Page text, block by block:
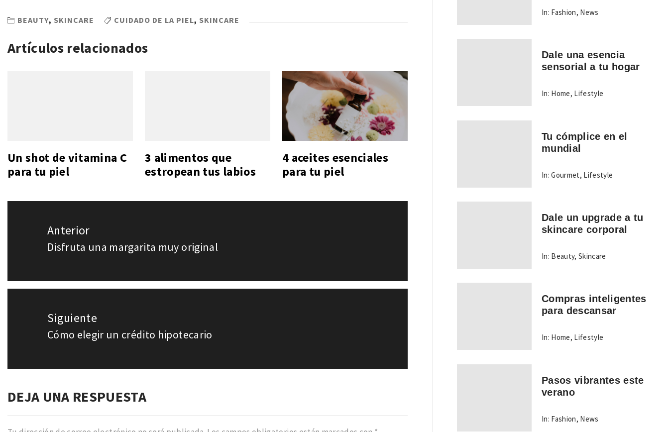
BEAUTY, SKINCARE CUIDADO DE LA PIEL, SKINCARE
Artículos relacionados
Un shot de vitamina C
para tu piel
3 alimentos que
estropean tus labios
4 aceites esenciales
para tu piel
entradas
Anterior
Entrada
Disfruta una margarita muy original
Siguiente
Entrada
Cómo elegir un crédito hipotecario
DEJA UNA RESPUESTA
In: Fashion, News
Dale una esencia
sensorial a tu hogar
In: Home, Lifestyle
Tu cómplice en el
mundial
In: Gourmet, Lifestyle
Dale un upgrade a tu
skincare corporal
In: Beauty,Skincare
Compras inteligentes
para descansar
In: Home, Lifestyle
Pasos vibrantes este
verano
In: Fashion, News